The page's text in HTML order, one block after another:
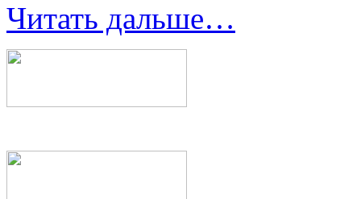
Читать дальше…